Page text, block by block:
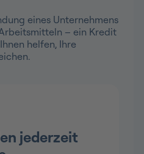
eines Unternehmens
– ein Kredit
helfen, Ihre
jederzeit